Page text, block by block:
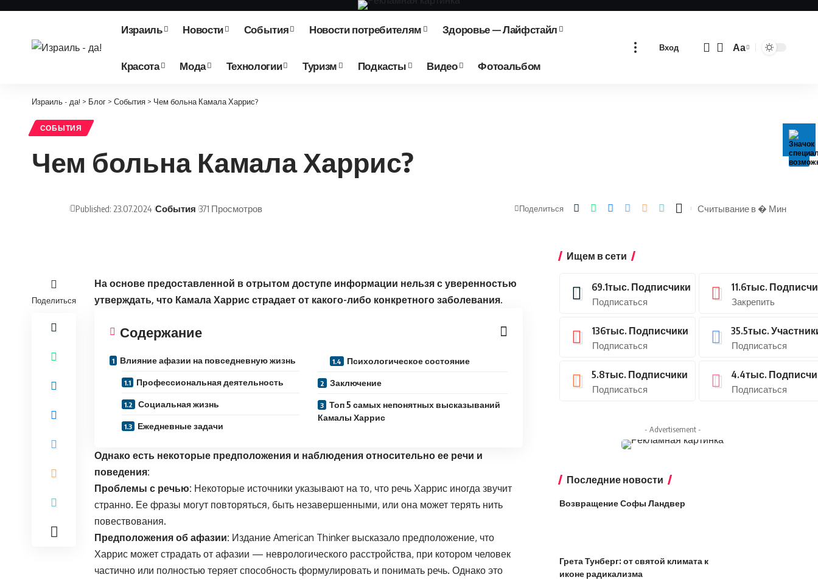
Израиль Новости События Новости потребителям Здоровье — Лайфстайл
Красота Мода Технологии Туризм Подкасты Видео Фотоальбом
Вход
Изменение
Аа
Израиль - да! > Блог > События > Чем больна Камала Харрис?
СОБЫТИЯ
Чем больна Камала Харрис?
Published: 23.07.2024 События 371 Просмотров Поделиться Считывание в � Мин
Поделиться
На основе предоставленной в отрытом доступе информации нельзя с уверенностью
утверждать, что Камала Харрис страдает от какого-либо конкретного заболевания.
Содержание
Влияние афазии на повседневную жизнь
Профессиональная деятельность
Социальная жизнь
Ежедневные задачи
Психологическое состояние
Заключение
Топ 5 самых непонятных высказываний
Камалы Харрис
Однако есть некоторые предположения и наблюдения относительно ее речи и
поведения:
Проблемы с речью: Некоторые источники указывают на то, что речь Харрис иногда звучит
странно. Ее фразы могут повторяться, быть незавершенными, или она может терять нить
повествования.
Предположения об афазии: Издание American Thinker высказало предположение, что
Харрис может страдать от афазии — неврологического расстройства, при котором человек
частично или полностью теряет способность формулировать и понимать речь. Однако это
Ищем в сети
69.1тыс. Подписчики
Подписаться
11.6тыс.
Закрепить
136тыс. Подписчики
Подписаться
35.5тыс.
Подписаться
5.8тыс. Подписчики
Подписаться
4.4тыс.
Подписаться
- Advertisement -
Последние новости
Возвращение Софы Ландвер
Грета Тунберг: от святой климата к
иконе радикализма